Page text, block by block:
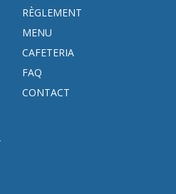
RÈGLEMENT
MENU
CAFETERIA
FAQ
CONTACT